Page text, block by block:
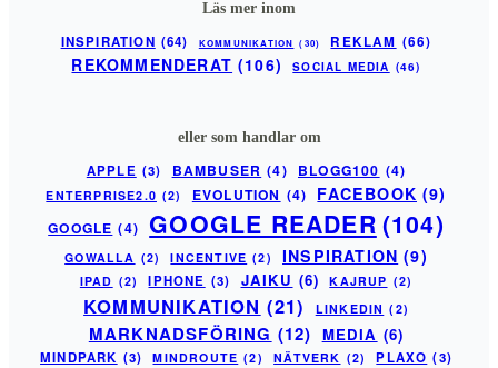
Läs mer inom
INSPIRATION (64) KOMMUNIKATION (30) REKLAM (66)
REKOMMENDERAT (106) SOCIAL MEDIA (46)
eller som handlar om
APPLE (3) BAMBUSER (4) BLOGG100 (4)
ENTERPRISE2.0 (2) EVOLUTION (4) FACEBOOK (9)
GOOGLE (4) GOOGLE READER(104)
GOWALLA (2) INCENTIVE (2) INSPIRATION (9)
IPAD (2) IPHONE (3) JAIKU (6) KAJRUP (2)
KOMMUNIKATION (21) LINKEDIN (2)
MARKNADSFÖRING (12) MEDIA (6)
MINDPARK (3) MINDROUTE (2) NÄTVERK (2) PLAXO (3)